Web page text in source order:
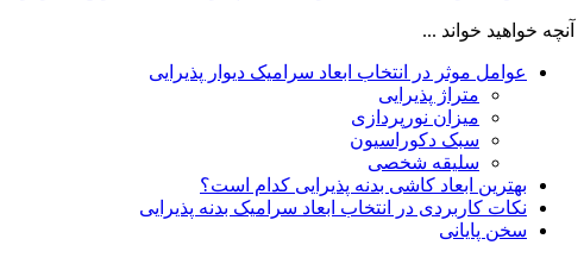
آنچه خواهید خواند ...
عوامل موثر در انتخاب ابعاد سرامیک دیوار پذیرایی
متراژ پذیرایی
میزان نورپردازی
سبک دکوراسیون
سلیقه شخصی
بهترین ابعاد کاشی بدنه پذیرایی کدام است؟
نکات کاربردی در انتخاب ابعاد سرامیک بدنه پذیرایی
سخن پایانی